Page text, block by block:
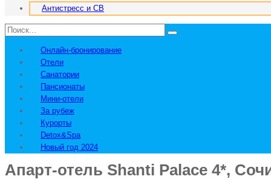
Антистресс и СВ
Онлайн-бронирование
Отели
Санатории
Пансионаты
Мини-отели
За рубеж
Курорты
Detox&Spa
Новый год 2024
Апарт-отель Shanti Palace 4*,